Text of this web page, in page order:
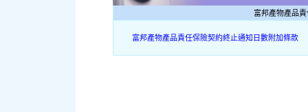
富邦產物產品
富邦產物產品責任保險契約終止通知日數附加條款